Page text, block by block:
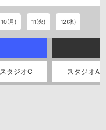
10(月) 11(火) 12(水)
スタジオC スタジオA